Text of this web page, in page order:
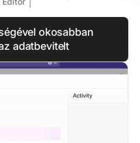
okosabban
adatbevitelt